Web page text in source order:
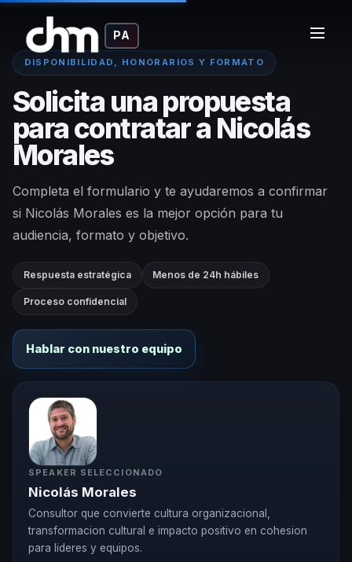
PA
DISPONIBILIDAD, HONORARIOS Y FORMATO
Solicita una propuesta
para contratar a Nicolás
Morales
Completa el formulario y te ayudaremos a confirmar
si Nicolás Morales es la mejor opción para tu
audiencia, formato y objetivo.
Respuesta estratégica Menos de 24h hábiles
Proceso confidencial
Hablar con nuestro equipo
SPEAKER SELECCIONADO
Nicolás Morales
Consultor que convierte cultura organizacional,
transformacion cultural e impacto positivo en cohesion
para lideres y equipos.